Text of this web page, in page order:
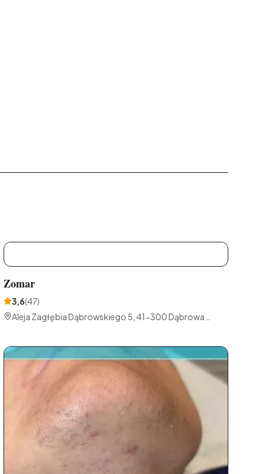
Zomar
3,6(47)
Aleja Zagłębia Dąbrowskiego 5, 41-300 Dąbrowa